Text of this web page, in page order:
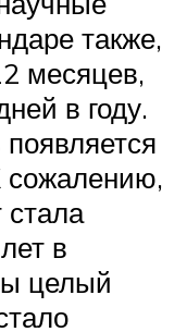
также,
месяцев,
в году.
сожалению,
стала
в
целый